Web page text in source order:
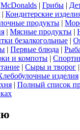
McDonalds | Грибы |
| Кондитерские
продукты |
| Мясные продукты |
безалкогольные |
| Первые блюда |
и компоты |
| Сыры и творог |
изделия
| Полный список